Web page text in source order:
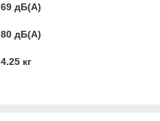
69 дБ(A)
80 дБ(A)
4.25 кг